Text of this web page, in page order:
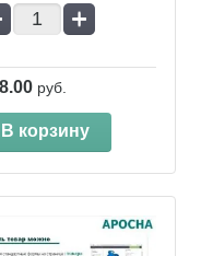
+
руб.
В корзину